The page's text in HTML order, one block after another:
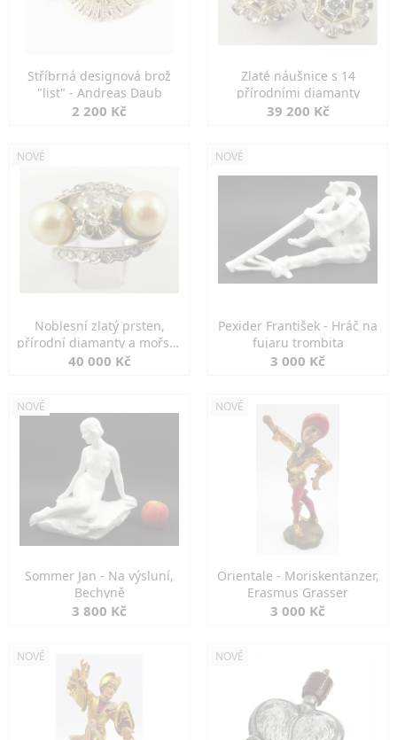
Stříbrná designová brož
"list" - Andreas Daub
2 200 Kč
Zlaté náušnice s 14
přírodními diamanty
39 200 Kč
NOVÉ
Noblesní zlatý prsten,
přírodní diamanty a mořské
perly
40 000 Kč
NOVÉ
Pexider František - Hráč na
fujaru trombita
3 000 Kč
NOVÉ
Sommer Jan - Na výsluní,
Bechyně
3 800 Kč
NOVÉ
Orientale - Moriskentänzer,
Erasmus Grasser
3 000 Kč
NOVÉ NOVÉ